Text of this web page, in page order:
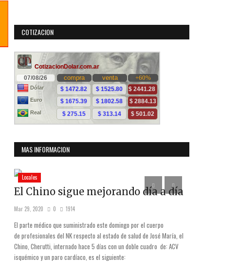
COTIZACION
MAS INFORMACION
Locales
El Chino sigue mejorando día a día
Mar 29, 2020 0 1914
El parte médico que suministrado este domingo por el cuerpo
de profesionales del NK respecto al estado de salud de José María, el
Chino, Cherutti, internado hace 5 días con un doble cuadro de: ACV
isquémico y un paro cardíaco, es el siguiente: